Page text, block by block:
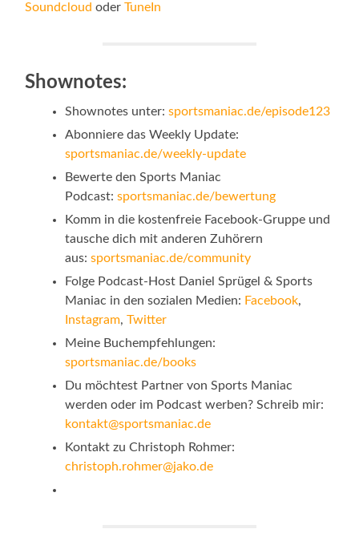
Soundcloud oderTuneIn
Shownotes:
Shownotes unter:sportsmaniac.de/episode123
Abonniere das Weekly Update:
sportsmaniac.de/weekly-update
Bewerte den Sports Maniac
Podcast:sportsmaniac.de/bewertung
Komm in die kostenfreie Facebook-Gruppe und
tausche dich mit anderen Zuhörern
aus:sportsmaniac.de/community
Folge Podcast-Host Daniel Sprügel & Sports
Maniac in den sozialen Medien: Facebook,
Instagram,Twitter
Meine Buchempfehlungen:
sportsmaniac.de/books
Du möchtest Partner von Sports Maniac
werden oder im Podcast werben? Schreib mir:
kontakt@sportsmaniac.de
Kontakt zu Christoph Rohmer:
christoph.rohmer@jako.de